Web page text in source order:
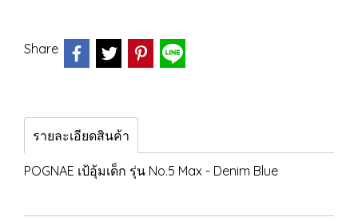
Share
รายละเอียดสินค้า
POGNAE เป้อุ้มเด็ก รุ่น No.5 Max - Denim Blue